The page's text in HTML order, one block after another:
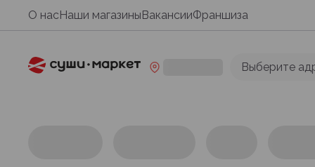
О насНаши магазиныВакансииФраншиза
Выберите